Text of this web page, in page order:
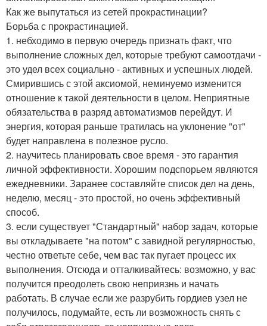
Как же выпутаться из сетей прокрастинации?
Борьба с прокрастинацией.
1. небходимо в первую очередь признать факт, что
выполнение сложных дел, которые требуют самоотдачи -
это удел всех социально - активных и успешных людей.
Смирившись с этой аксиомой, неминуемо изменится
отношение к такой деятельности в целом. Неприятные
обязательства в разряд автоматизмов перейдут. И
энергия, которая раньше тратилась на уклонение "от"
будет направлена в полезное русло.
2. научитесь планировать свое время - это гарантия
личной эффективности. Хорошим подспорьем являются
ежедневники. Заранее составляйте список дел на день,
неделю, месяц - это простой, но очень эффективный
способ.
3. если существует "Стандартный" набор задач, которые
вы откладываете "на потом" с завидной регулярностью,
честно ответьте себе, чем вас так пугает процесс их
выполнения. Отсюда и отталкивайтесь: возможно, у вас
получится преодолеть свою неприязнь и начать
работать. В случае если же разрубить гордиев узел не
получилось, подумайте, есть ли возможность снять с